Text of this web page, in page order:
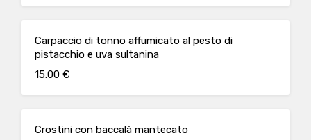
Carpaccio di tonno affumicato al pesto di
pistacchio e uva sultanina
15.00 €
Crostini con baccalà mantecato